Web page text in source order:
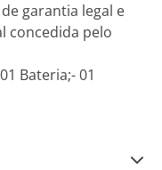
garantia legal e
concedida pelo
Bateria;- 01